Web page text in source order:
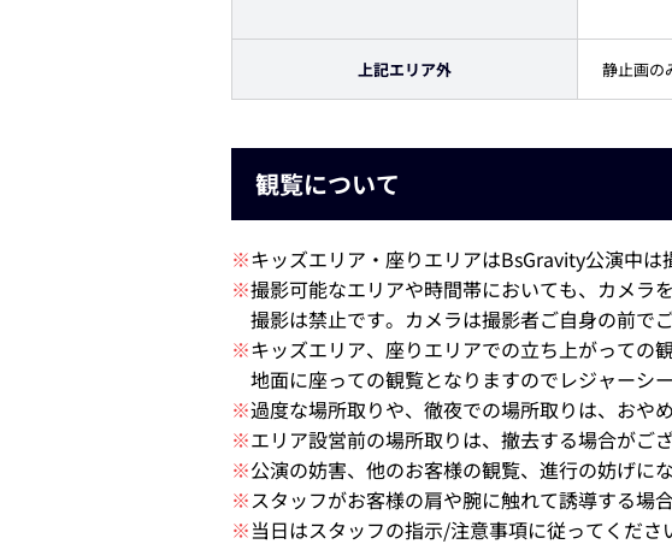
上記エリア外 静止画の
観覧について
※キッズエリア・座りエリアはBsGravity公演中
※撮影可能なエリアや時間帯においても、カメラ
撮影は禁止です。カメラは撮影者ご自身の前で
※キッズエリア、座りエリアでの立ち上がっての
地面に座っての観覧となりますのでレジャーシ
※過度な場所取りや、徹夜での場所取りは、
※エリア設営前の場所取りは、撤去する場合
※公演の妨害、他のお客様の観覧、進行の妨げに
※スタッフがお客様の肩や腕に触れて誘導する
※当日はスタッフの指示/注意事項に従ってくだ